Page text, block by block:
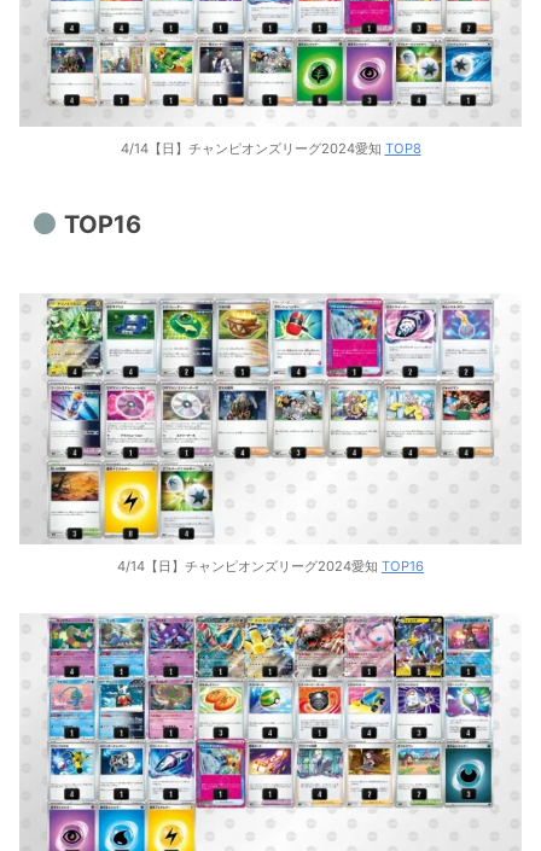
4/14【日】チャンピオンズリーグ2024愛知 TOP8
TOP16
4/14【日】チャンピオンズリーグ2024愛知 TOP16